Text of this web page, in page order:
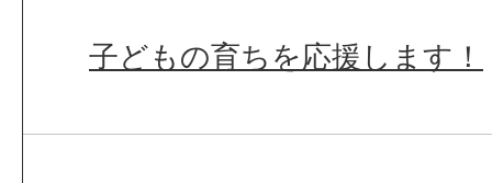
子どもの育ちを応援します！